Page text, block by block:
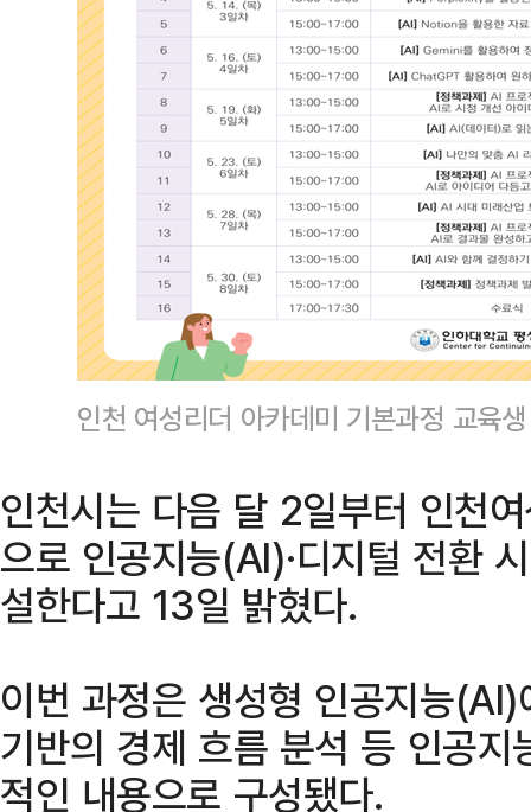
인천 여성리더 아카데미 기본과정 교육
인천시는 다음 달 2일부터 인천
으로 인공지능(AI)·디지털 전환
설한다고 13일 밝혔다.
이번 과정은 생성형 인공지능
기반의 경제 흐름 분석 등 인공지
적인 내용으로 구성됐다.